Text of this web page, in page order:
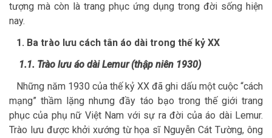
tượng mà còn là trang phục ứng dụng trong đời sống hiện
nay.
1. Ba trào lưu cách tân áo dài trong thế kỷ XX
1.1. Trào lưu áo dài Lemur (thập niên 1930)
Những năm 1930 của thế kỷ XX đã ghi dấu một cuộc “cách
mạng” thầm lặng nhưng đầy táo bạo trong thế giới trang
phục của phụ nữ Việt Nam với sự ra đời của áo dài Lemur.
Trào lưu được khởi xướng từ họa sĩ Nguyễn Cát Tường, ông